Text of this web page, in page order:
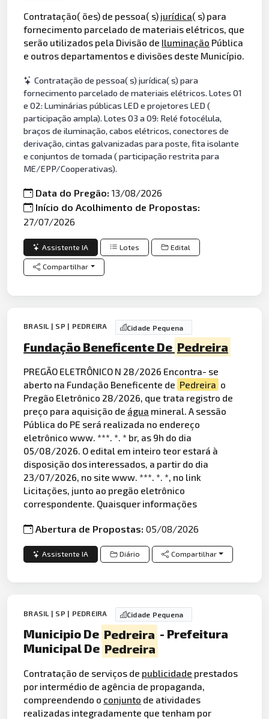
Contratação( ões) de pessoa( s) jurídica( s) para
fornecimento parcelado de materiais elétricos, que
serão utilizados pela Divisão de Iluminação Pública
e outros departamentos e divisões deste Município.
Contratação de pessoa( s) jurídica( s) para
fornecimento parcelado de materiais elétricos. Lotes 01
e 02: Luminárias públicas LED e projetores LED (
participação ampla). Lotes 03 a 09: Relé fotocélula,
braços de iluminação, cabos elétricos, conectores de
derivação, cintas galvanizadas para poste, fita isolante
e conjuntos de tomada ( participação restrita para
ME/EPP/Cooperativas).
Data do Pregão:13/08/2026
Início do Acolhimento de Propostas:
27/07/2026
Assistente IA Lotes Edital
Compartilhar
BRASIL | SP | PEDREIRA Cidade Pequena
Fundação Beneficente De Pedreira
PREGÃO ELETRÔNICO N 28/2026 Encontra- se
aberto na Fundação Beneficente de Pedreira o
Pregão Eletrônico 28/2026, que trata registro de
preço para aquisição de água mineral. A sessão
Pública do PE será realizada no endereço
eletrônico www. ***. *. * br, as 9h do dia
05/08/2026. O edital em inteiro teor estará à
disposição dos interessados, a partir do dia
23/07/2026, no site www. ***. *. *, no link
Licitações, junto ao pregão eletrônico
correspondente. Quaisquer informações
Abertura de Propostas:05/08/2026
Assistente IA Diário Compartilhar
BRASIL | SP | PEDREIRA Cidade Pequena
Municipio De Pedreira - Prefeitura
Municipal De Pedreira
Contratação de serviços de publicidade prestados
por intermédio de agência de propaganda,
compreendendo o conjunto de atividades
realizadas integradamente que tenham por